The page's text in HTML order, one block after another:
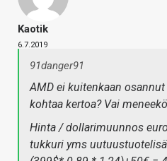
Kaotik
6.7.2019
91danger91
AMD ei kuitenkaan
kohtaa kertoa? Vai
Hinta / dollarimuunnos
tukkuri yms uutuustuotelisä